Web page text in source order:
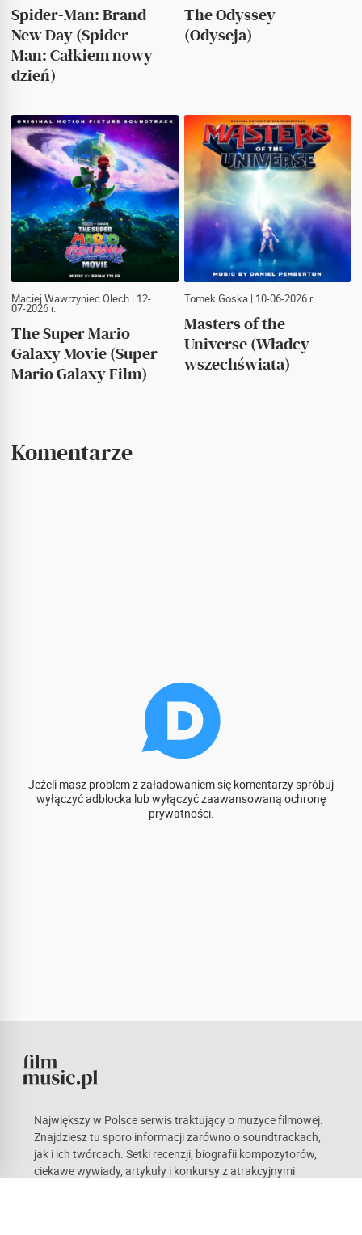
Spider-Man: Brand
New Day (Spider-
Man: Całkiem nowy
dzień)
The Odyssey
(Odyseja)
Maciej Wawrzyniec Olech | 12-
07-2026 r.
The Super Mario
Galaxy Movie (Super
Mario Galaxy Film)
Tomek Goska| 10-06-2026 r.
Masters of the
Universe (Władcy
wszechświata)
Komentarze
Jeżeli masz problem z załadowaniem się komentarzy spróbuj
wyłączyć adblocka lub wyłączyć zaawansowaną ochronę
prywatności.
Największy w Polsce serwis traktujący o muzyce filmowej.
Znajdziesz tu sporo informacji zarówno o soundtrackach,
jak i ich twórcach. Setki recenzji, biografii kompozytorów,
ciekawe wywiady, artykuły i konkursy z atrakcyjnymi